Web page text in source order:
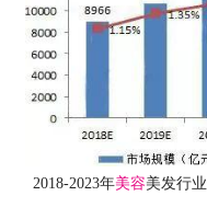
2018-2023年美容美发行